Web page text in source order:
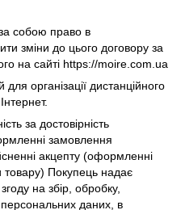
собою право в
зміни до цього договору за
на сайті https://moire.com.ua
організації дистанційного
за достовірність
замовлення
акцепту (оформленні
товару) Покупець надає
на збір, обробку,
персональних даних, в